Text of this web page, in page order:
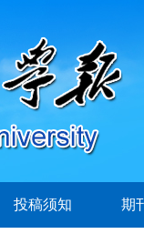
投稿须知 期